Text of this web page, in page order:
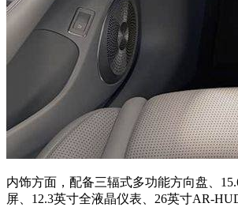
内饰方面，配备三辐式多功能方向盘、
屏、12.3英寸全液晶仪表、26英寸AR-